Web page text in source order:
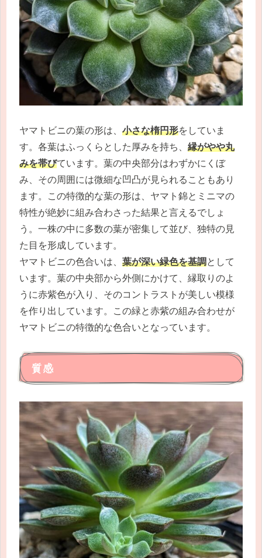
ヤマトビニの葉の形は、 小さな楕円形をしていま
す。各葉はふっくらとした厚みを持ち、 縁がやや丸
みを帯びています。葉の中央部分はわずかにくぼ
み、その周囲には微細な凹凸が見られることもあり
ます。この特徴的な葉の形は、ヤマト錦とミニマの
特性が絶妙に組み合わさった結果と言えるでしょ
う。一株の中に多数の葉が密集して並び、独特の見
た目を形成しています。
ヤマトビニの色合いは、 葉が深い緑色を基調として
います。葉の中央部から外側にかけて、縁取りのよ
うに赤紫色が入り、そのコントラストが美しい模様
を作り出しています。この緑と赤紫の組み合わせが
ヤマトビニの特徴的な色合いとなっています。
質感